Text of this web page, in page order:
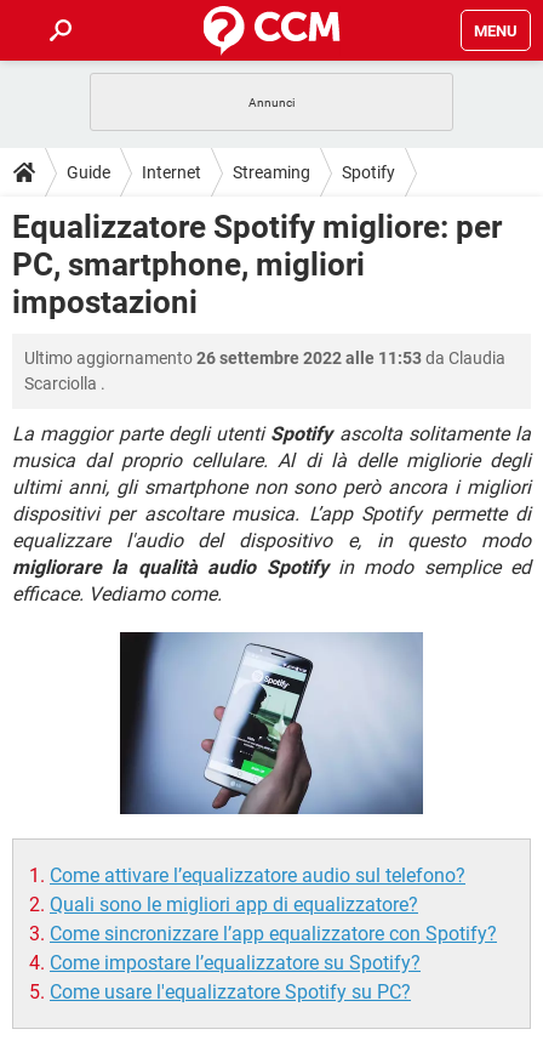
MENU
INTRATTENIMENTO ANDROID
iOS WINDOWS 10
INSTAGRAM WHATSAPP
TIKTOK
GUIDE
COVID-19 GAMING
INTRATTENIMENTO ANDROID
WINDOWS 10
INSTAGRAM
TIKTOK FACEBOOK
DOWNLOAD
COVID-19 GAMING
INTRATTENIMENTO
INSTAGRAM
TIKTOK FACEBOOK
HARDWARE
FORUM
COVID-19
INTRATTENIMENTO ANDROID
INSTAGRAM WHATSAPP
TIKTOK FACEBOOK
HARDWARE
COVID-19
INTRATTENIMENTO ANDROID
iOS WINDOWS 10
INSTAGRAM WHATSAPP
TIKTOK FACEBOOK
HARDWARE
Guide Internet Streaming Spotify
Equalizzatore Spotify migliore: per
PC, smartphone, migliori
impostazioni
Ultimo aggiornamento26 settembre 2022 alle 11:53da Claudia
Scarciolla .
La maggior parte degli utenti Spotifyascolta solitamente la
musica dal proprio cellulare. Al di là delle migliorie degli
ultimi anni, gli smartphone non sono però ancora i migliori
dispositivi per ascoltare musica. L’app Spotify permette di
equalizzare l'audio del dispositivo e, in questo modo
migliorare la qualità audio Spotifyin modo semplice ed
efficace. Vediamo come.
Come attivare l’equalizzatore audio sul telefono?
Quali sono le migliori app di equalizzatore?
Come sincronizzare l’app equalizzatore con Spotify?
Come impostare l’equalizzatore su Spotify?
Come usare l'equalizzatore Spotify su PC?